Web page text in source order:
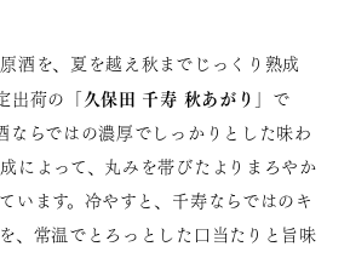
酒を、夏を越え秋までじっくり熟成
出荷の「久保田 千寿 秋あがり 」で
ならではの濃厚でしっかりとした味わ
によって、丸みを帯びたよりまろやか
います。冷やすと、千寿ならではのキ
、常温でとろっとした口当たりと旨味